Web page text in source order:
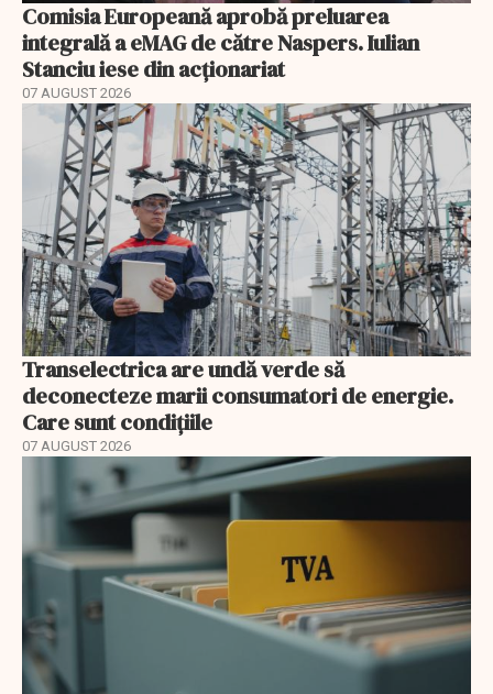
Comisia Europeană aprobă preluarea
integrală a eMAG de către Naspers. Iulian
Stanciu iese din acționariat
07 AUGUST 2026
Transelectrica are undă verde să
deconecteze marii consumatori de energie.
Care sunt condițiile
07 AUGUST 2026